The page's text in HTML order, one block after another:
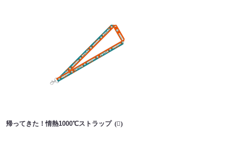
帰ってきた！情熱1000℃ストラップ